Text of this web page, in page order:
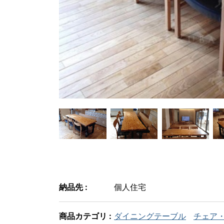
納品先 : 個人住宅
商品カテゴリ : ダイニングテーブル チェア